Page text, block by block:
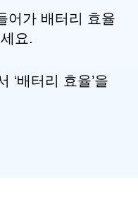
어가 배터리 효율
요.
‘배터리 효율’을